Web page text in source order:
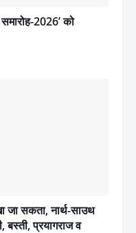
2026’ को
जा सकता, नार्थ-साउथ
बस्ती, प्रयागराज व